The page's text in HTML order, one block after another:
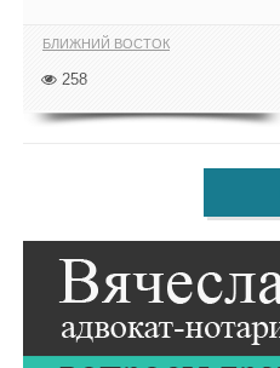
БЛИЖНИЙ ВОСТОК
258